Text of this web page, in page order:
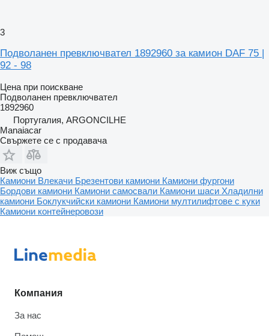
3
Подволанен превключвател 1892960 за камион DAF 75 |
92 - 98
Цена при поискване
Подволанен превключвател
1892960
Португалия, ARGONCILHE
Manaiacar
Свържете се с продавача
Виж също
Камиони Влекачи Брезентови камиони Камиони фургони
Бордови камиони Камиони самосвали Камиони шаси Хладилни
камиони Боклукчийски камиони Камиони мултилифтове с куки
Камиони контейнеровози
Компания
За нас